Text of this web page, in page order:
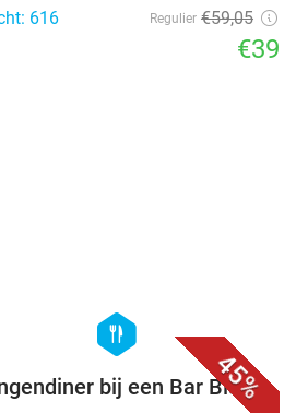
616
Regulier €59,05
€39
45%
hexagon
food
bij een Bar Bistro